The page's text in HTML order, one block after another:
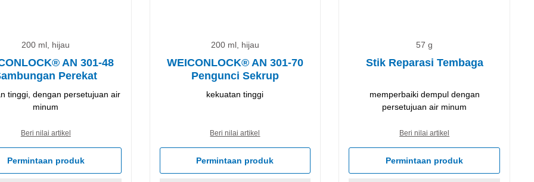
200 ml, hijau
AN 301-48
Perekat
tinggi, dengan persetujuan air
minum
Beri nilai artikel
Permintaan produk
200 ml, hijau
WEICONLOCK® AN 301-70
Pengunci Sekrup
kekuatan tinggi
Beri nilai artikel
Permintaan produk
57 g
Stik Reparasi Tembaga
memperbaiki dempul dengan
persetujuan air minum
Beri nilai artikel
Permintaan produk